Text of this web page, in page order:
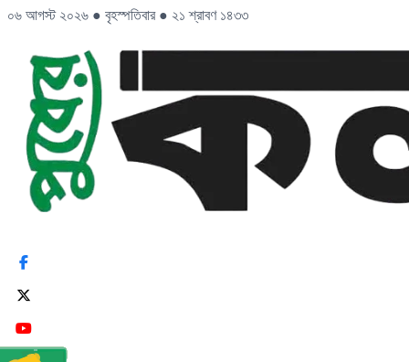
০৬ আগস্ট ২০২৬ ● বৃহস্পতিবার ● ২১ শ্রাবণ ১৪৩৩